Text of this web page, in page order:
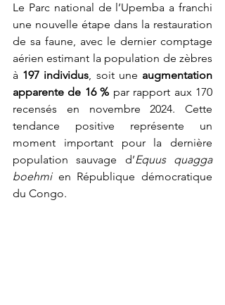
Le Parc national de l’Upemba a franchi
une nouvelle étape dans la restauration
de sa faune, avec le dernier comptage
aérien estimant la population de zèbres
à 197 individus, soit une augmentation
apparente de 16 % par rapport aux 170
recensés en novembre 2024. Cette
tendance positive représente un
moment important pour la dernière
population sauvage d’Equus quagga
boehmi en République démocratique
du Congo.